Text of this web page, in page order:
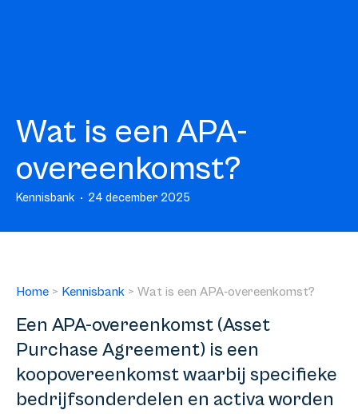
Wat is een APA-
overeenkomst?
Kennisbank 24 december 2025
Home > Kennisbank > Wat is een APA-overeenkomst?
Een APA-overeenkomst (Asset
Purchase Agreement) is een
koopovereenkomst waarbij specifieke
bedrijfsonderdelen en activa worden